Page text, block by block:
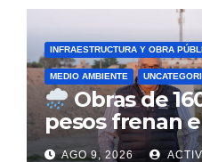
INFRAESTRUCTURA Y OBRA
MEDIO AMBIENTE
Obras de
pesos frenan
lluvia en
AGO 9, 2026